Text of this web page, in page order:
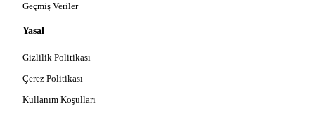
Geçmiş Veriler
Yasal
Gizlilik Politikası
Çerez Politikası
Kullanım Koşulları